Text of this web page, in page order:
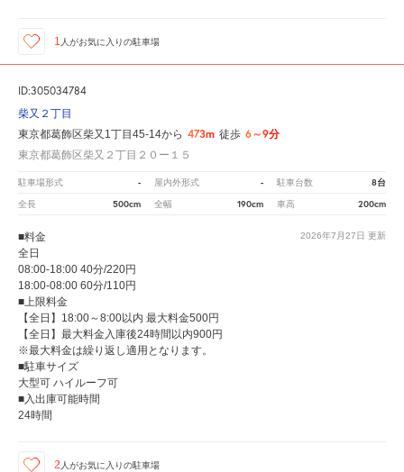
1 人がお気に入りの駐車場
ID:305034784
柴又２丁目
東京都葛飾区柴又1丁目45-14から 473m 徒歩 6～9分
東京都葛飾区柴又２丁目２０ー１５
駐車場形式 - 屋内外形式 - 駐車台数 8台
全長 500cm 全幅 190cm 車高 200cm
2026年7月27日 更新
■料金
全日
08:00-18:00 40分/220円
18:00-08:00 60分/110円
■上限料金
【全日】18:00～8:00以内 最大料金500円
【全日】最大料金入庫後24時間以内900円
※最大料金は繰り返し適用となります。
■駐車サイズ
大型可 ハイルーフ可
■入出庫可能時間
24時間
2 人がお気に入りの駐車場